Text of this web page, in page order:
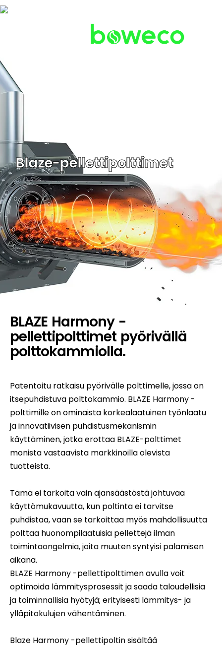
Blaze-pellettipolttimet
BLAZE Harmony -
pellettipolttimet pyörivällä
polttokammiolla.
Patentoitu ratkaisu pyörivälle polttimelle, jossa on
itsepuhdistuva polttokammio. BLAZE Harmony -
polttimille on ominaista korkealaatuinen työnlaatu
ja innovatiivisen puhdistusmekanismin
käyttäminen, jotka erottaa BLAZE-polttimet
monista vastaavista markkinoilla olevista
tuotteista.
Tämä ei tarkoita vain ajansäästöstä johtuvaa
käyttömukavuutta, kun poltinta ei tarvitse
puhdistaa, vaan se tarkoittaa myös mahdollisuutta
polttaa huonompilaatuisia pellettejä ilman
toimintaongelmia, joita muuten syntyisi palamisen
aikana.
BLAZE Harmony -pellettipolttimen avulla voit
optimoida lämmitysprosessit ja saada taloudellisia
ja toiminnallisia hyötyjä; erityisesti lämmitys- ja
ylläpitokulujen vähentäminen.
Blaze Harmony -pellettipoltin sisältää